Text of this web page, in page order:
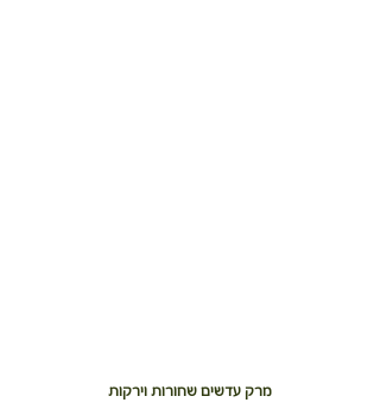
מרק עדשים שחורות וירקות